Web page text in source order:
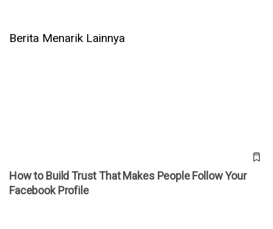
Berita Menarik Lainnya
How to Build Trust That Makes People Follow Your
Facebook Profile